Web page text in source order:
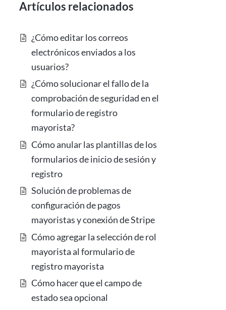
Artículos relacionados
¿Cómo editar los correos
electrónicos enviados a los
usuarios?
¿Cómo solucionar el fallo de la
comprobación de seguridad en el
formulario de registro
mayorista?
Cómo anular las plantillas de los
formularios de inicio de sesión y
registro
Solución de problemas de
configuración de pagos
mayoristas y conexión de Stripe
Cómo agregar la selección de rol
mayorista al formulario de
registro mayorista
Cómo hacer que el campo de
estado sea opcional